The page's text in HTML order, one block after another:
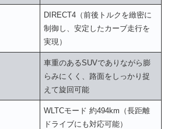
DIRECT4（前後トルクを緻密に
制御し、安定したカーブ走行を
実現）
車重のあるSUVでありながら膨
らみにくく、路面をしっかり捉
えて旋回可能
WLTCモード 約494km（長距離
ドライブにも対応可能）